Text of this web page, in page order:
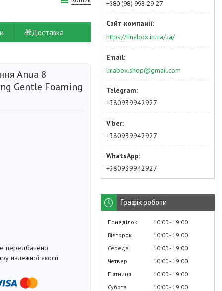
🎁Доставка
Anua 8
Gentle Foaming
передбачено
належної якості
+380 (98) 993-29-27
https://linabox.in.ua/ua/
linabox.shop@gmail.com
+380939942927
+380939942927
+380939942927
Графік роботи
Понеділок 10:00 19:00
Вівторок
10:00 19:00
Середа
10:00 19:00
Четвер
10:00 19:00
Пʼятниця
10:00 19:00
Субота
10:00 19:00